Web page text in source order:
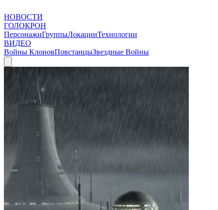
НОВОСТИ
ГОЛОКРОН
ПерсонажиГруппыЛокацииТехнологии
ВИДЕО
Войны КлоновПовстанцыЗвездные Войны